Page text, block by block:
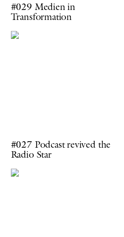
#029 Medien in
Transformation
#027 Podcast revived the
Radio Star